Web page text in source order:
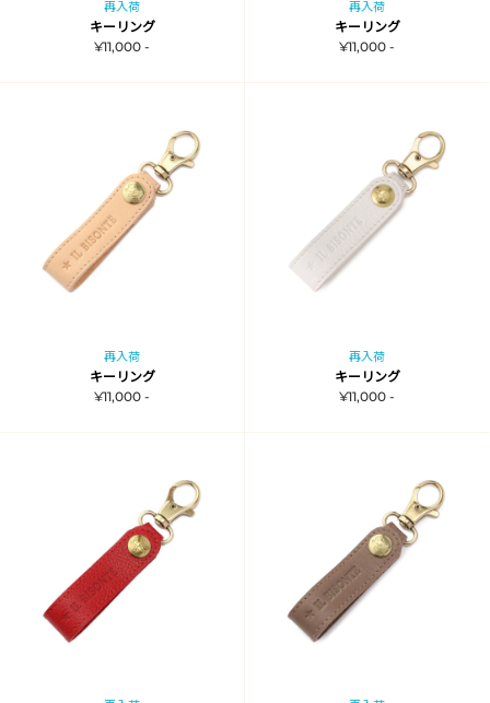
再入荷
キーリング
¥11,000 -
再入荷
キーリング
¥11,000 -
再入荷
キーリング
¥11,000 -
再入荷
キーリング
¥11,000 -